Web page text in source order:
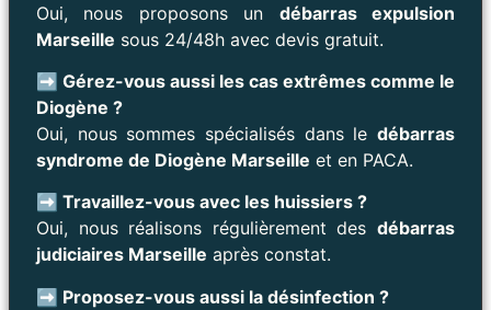
Oui, nous proposons un débarras expulsion
Marseille sous 24/48h avec devis gratuit.
➡️ Gérez-vous aussi les cas extrêmes comme le
Diogène ?
Oui, nous sommes spécialisés dans le débarras
syndrome de Diogène Marseille et en PACA.
➡️ Travaillez-vous avec les huissiers ?
Oui, nous réalisons régulièrement des débarras
judiciaires Marseille après constat.
➡️ Proposez-vous aussi la désinfection ?